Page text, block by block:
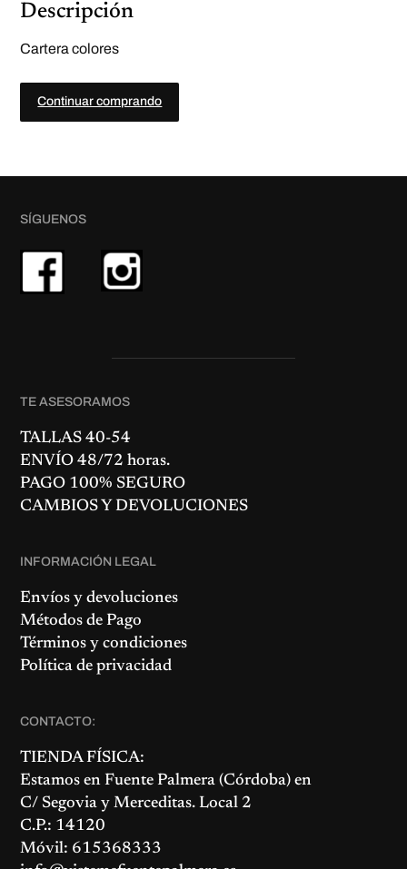
Descripción
Cartera colores
Continuar comprando
SÍGUENOS
TE ASESORAMOS
TALLAS 40-54
ENVÍO 48/72 horas.
PAGO 100% SEGURO
CAMBIOS Y DEVOLUCIONES
INFORMACIÓN LEGAL
Envíos y devoluciones
Métodos de Pago
Términos y condiciones
Política de privacidad
CONTACTO:
TIENDA FÍSICA:
Estamos enFuente Palmera (Córdoba) en
C/ Segovia y Merceditas. Local 2
C.P.: 14120
Móvil: 615368333